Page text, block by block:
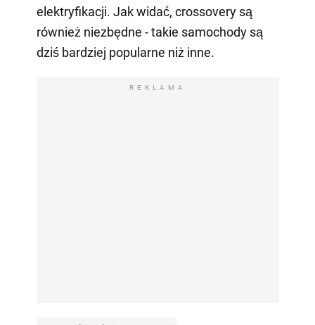
elektryfikacji. Jak widać, crossovery są
również niezbędne - takie samochody są
dziś bardziej popularne niż inne.
REKLAMA